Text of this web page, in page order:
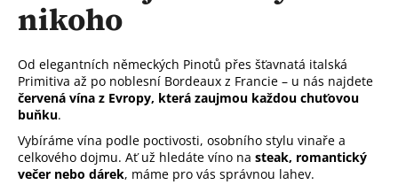
nikoho
Od elegantních německých Pinotů přes šťavnatá italská
Primitiva až po noblesní Bordeaux z Francie – u nás najdete
červená vína z Evropy, která zaujmou každou chuťovou
buňku.
Vybíráme vína podle poctivosti, osobního stylu vinaře a
celkového dojmu. Ať už hledáte víno na steak, romantický
večer nebo dárek, máme pro vás správnou lahev.
ř
e
b
u
j
e
t
e